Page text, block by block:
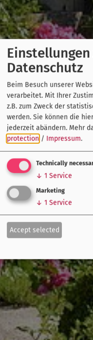
Einstellungen
Datenschutz
Beim Besuch unserer
verarbeitet. Mit Ihrer
z.B. zum Zweck der
werden. Sie können die
jederzeit abändern. Mehr
protection / Impressum.
Technically
↓ 1 Service
Marketing
↓ 1 Service
Accept selected